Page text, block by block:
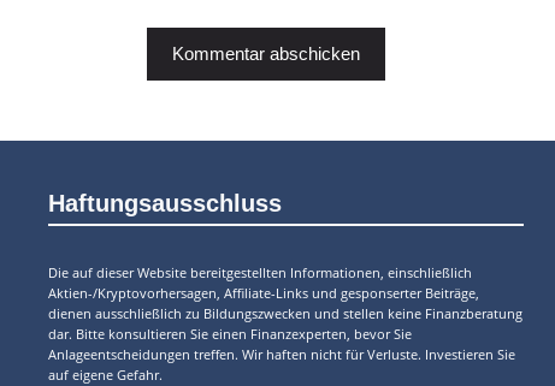
Haftungsausschluss
Die auf dieser Website bereitgestellten Informationen, einschließlich
Aktien-/Kryptovorhersagen, Affiliate-Links und gesponserter Beiträge,
dienen ausschließlich zu Bildungszwecken und stellen keine Finanzberatung
dar. Bitte konsultieren Sie einen Finanzexperten, bevor Sie
Anlageentscheidungen treffen. Wir haften nicht für Verluste. Investieren Sie
auf eigene Gefahr.